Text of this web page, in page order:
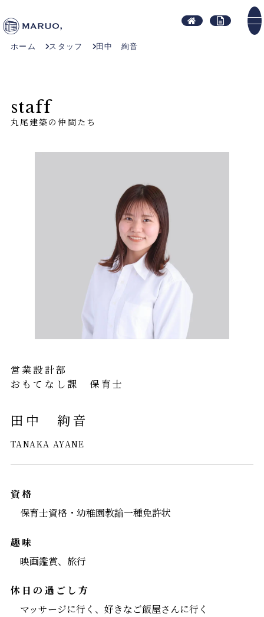
ホーム スタッフ 田中 絢音
staff
丸尾建築の仲間たち
営業設計部
おもてなし課 保育士
田中 絢音
TANAKA AYANE
資格
保育士資格・幼稚園教諭一種免許状
趣味
映画鑑賞、旅行
休日の過ごし方
マッサージに行く、好きなご飯屋さんに行く